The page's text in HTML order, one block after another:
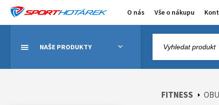
O nás Vše o nákupu
NAŠE PRODUKTY
FITNESS